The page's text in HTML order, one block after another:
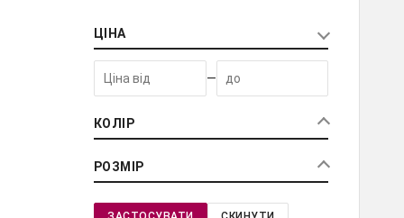
ЦІНА
—
КОЛІР
РОЗМІР